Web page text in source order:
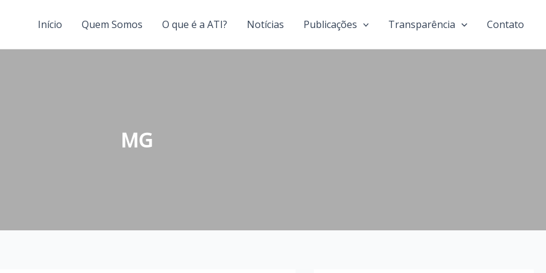
Início Quem Somos O que é a ATI? Notícias Publicações Transparência Contato
MG